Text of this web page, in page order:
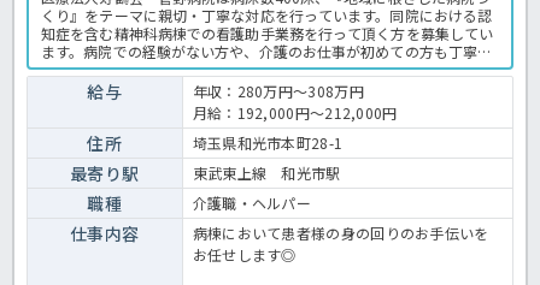
くり』をテーマに親切・丁寧な対応を行っています。同院における認
知症を含む精神科病棟での看護助手業務を行って頂く方を募集してい
ます。病院での経験がない方や、介護のお仕事が初めての方も丁寧な
指導で介護経験をしっかり取得する事ができますよ。社宅や託児施設
が利用可能など福利厚生充実☆安定して働く事ができます。ご興味の
ある方はお気軽にお問合せ下さい♪病院での看護助手業務全般です。
＜介護職 正職員 病院の求人＞
給与
年収：280万円～308万円
月給：192,000円～212,000円
住所 埼玉県和光市本町28-1
最寄り駅 東武東上線 和光市駅
職種 介護職・ヘルパー
仕事内容
病棟において患者様の身の回りのお手伝いを
お任せします◎